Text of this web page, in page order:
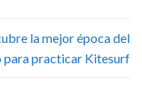
la mejor época del
para practicar Kitesurf